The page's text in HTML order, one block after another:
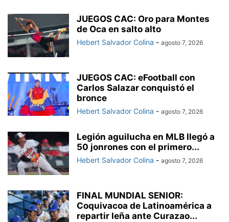
JUEGOS CAC: Oro para Montes
de Oca en salto alto
Hebert Salvador Colina - agosto 7, 2026
JUEGOS CAC: eFootball con
Carlos Salazar conquistó el
bronce
Hebert Salvador Colina - agosto 7, 2026
Legión aguilucha en MLB llegó a
50 jonrones con el primero...
Hebert Salvador Colina - agosto 7, 2026
FINAL MUNDIAL SENIOR:
Coquivacoa de Latinoamérica a
repartir leña ante Curazao...